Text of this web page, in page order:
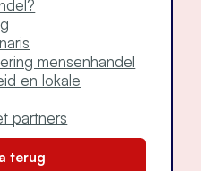
mensenhandel
en lokale
partners
terug